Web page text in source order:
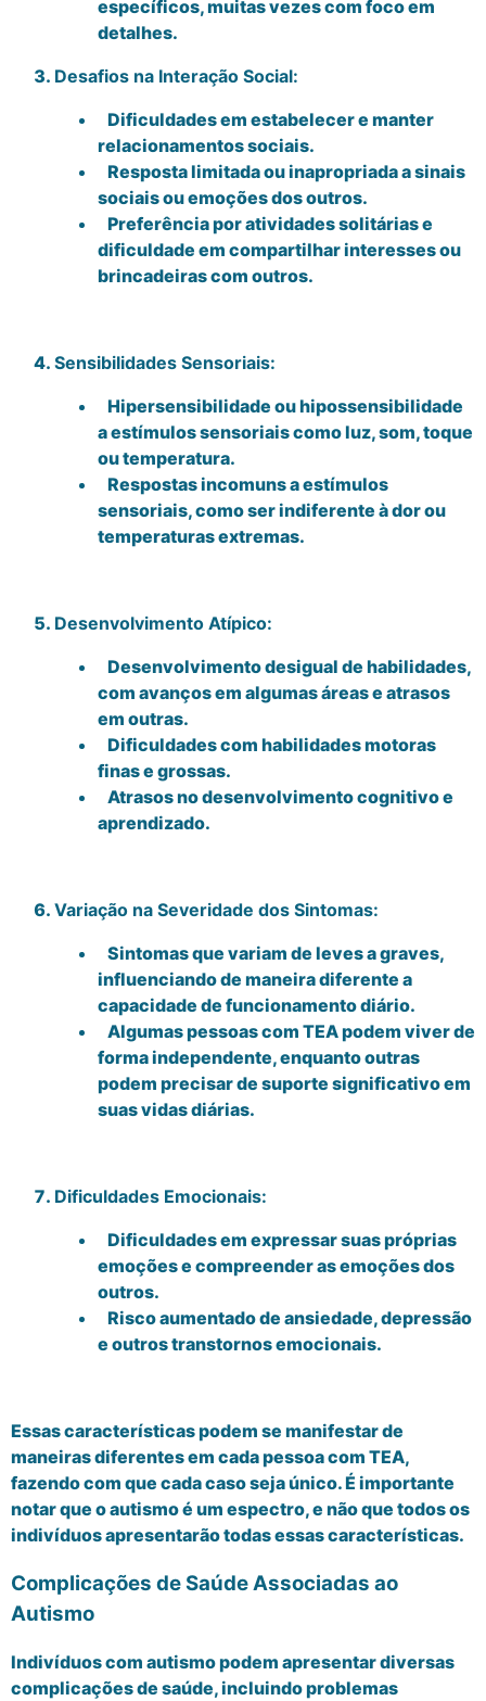
específicos, muitas vezes com foco em
detalhes.
Desafios na Interação Social:
Dificuldades em estabelecer e manter
relacionamentos sociais.
Resposta limitada ou inapropriada a sinais
sociais ou emoções dos outros.
Preferência por atividades solitárias e
dificuldade em compartilhar interesses ou
brincadeiras com outros.
Sensibilidades Sensoriais:
Hipersensibilidade ou hipossensibilidade
a estímulos sensoriais como luz, som, toque
ou temperatura.
Respostas incomuns a estímulos
sensoriais, como ser indiferente à dor ou
temperaturas extremas.
Desenvolvimento Atípico:
Desenvolvimento desigual de habilidades,
com avanços em algumas áreas e atrasos
em outras.
Dificuldades com habilidades motoras
finas e grossas.
Atrasos no desenvolvimento cognitivo e
aprendizado.
Variação na Severidade dos Sintomas:
Sintomas que variam de leves a graves,
influenciando de maneira diferente a
capacidade de funcionamento diário.
Algumas pessoas com TEA podem viver de
forma independente, enquanto outras
podem precisar de suporte significativo em
suas vidas diárias.
Dificuldades Emocionais:
Dificuldades em expressar suas próprias
emoções e compreender as emoções dos
outros.
Risco aumentado de ansiedade, depressão
e outros transtornos emocionais.
Essas características podem se manifestar de
maneiras diferentes em cada pessoa com TEA,
fazendo com que cada caso seja único. É importante
notar que o autismo é um espectro, e não que todos os
indivíduos apresentarão todas essas características.
Complicações de Saúde Associadas ao
Autismo
Indivíduos com autismo podem apresentar diversas
complicações de saúde, incluindo problemas